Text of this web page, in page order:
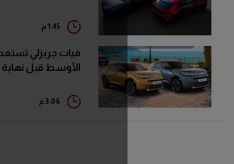
الجمعة 24 يوليو 2026
فيات جريزلي تستعد لدخول أسواق الشرق
الأوسط قبل نهاية 2026
الأربعاء 10 يونيو 2026